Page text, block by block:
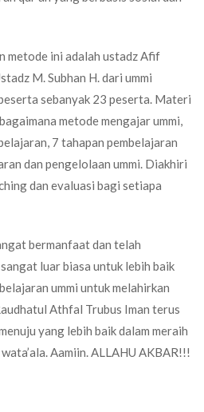
metode ini adalah ustadz Afif
M. Subhan H. dari ummi
sebanyak 23 peserta. Materi
metode mengajar ummi,
7 tahapan pembelajaran
dan pengelolaan ummi. Diakhiri
dan evaluasi bagi setiapa
bermanfaat dan telah
luar biasa untuk lebih baik
ummi untuk melahirkan
Athfal Trubus Iman terus
yang lebih baik dalam meraih
Aamiin. ALLAHU AKBAR!!!